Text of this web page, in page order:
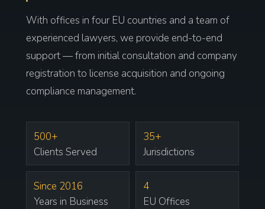
With offices in four EU countries and a team of
experienced lawyers, we provide end-to-end
support — from initial consultation and company
registration to license acquisition and ongoing
compliance management.
500+
Clients Served
35+
Jurisdictions
Since 2016
Years in Business
4
EU Offices